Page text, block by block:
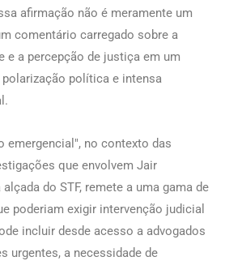
afirmação não é meramente um
comentário carregado sobre a
e a percepção de justiça em um
política e intensa
emergencial", no contexto das
que envolvem Jair
do STF, remete a uma gama de
poderiam exigir intervenção judicial
incluir desde acesso a advogados
urgentes, a necessidade de